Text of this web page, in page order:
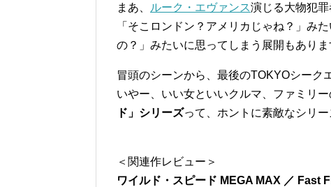
まあ、 ルーク・エヴァンス演じる大物犯
「そこロンドン？アメリカじゃね？」み
の？」みたいに思ってしまう展開もありま
冒頭のシーンから、最後のTOKYOシーク
いやー、いい女といいクルマ、ファミリー
ド」シリーズって、ホントに素敵なシリー
＜関連作レビュー＞
ワイルド・スピード MEGA MAX ／ Fast